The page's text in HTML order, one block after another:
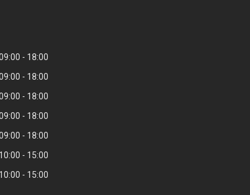
18:00
18:00
18:00
18:00
18:00
10:00
15:00
10:00 15:00